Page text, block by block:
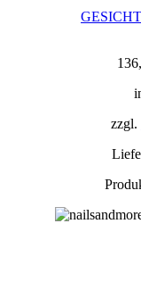
GESICHT
zzgl.